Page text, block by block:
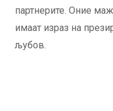
партнерите. Оние
имаат израз на
љубов.